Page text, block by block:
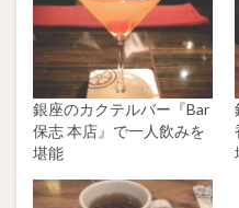
銀座のカクテルバー『Bar
保志 本店』で一人飲みを
堪能